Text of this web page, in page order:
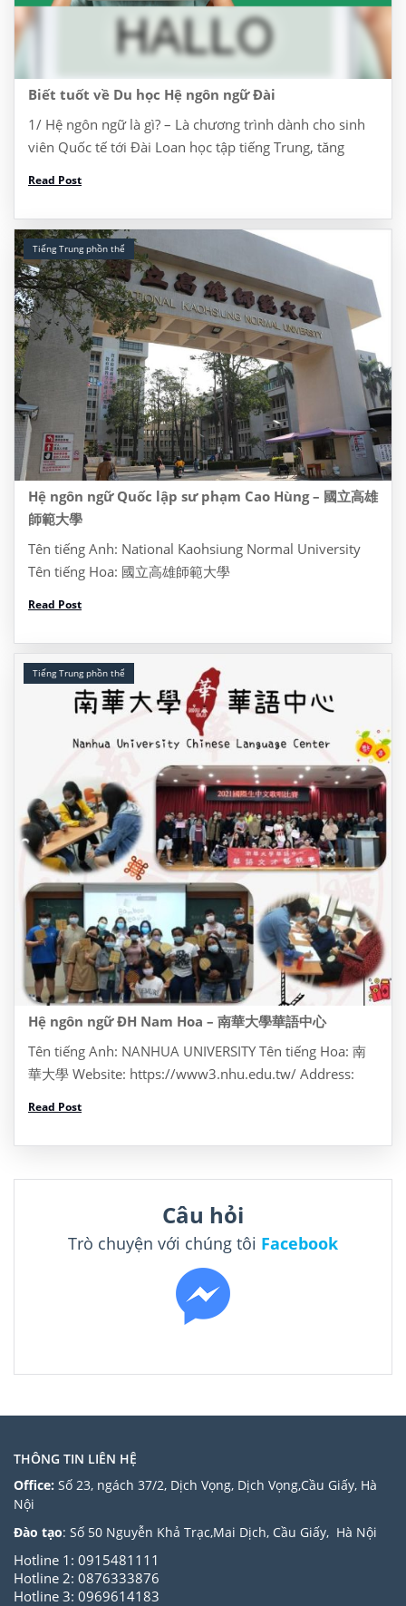
Biết tuốt về Du học Hệ ngôn ngữ Đài
1/ Hệ ngôn ngữ là gì? – Là chương trình dành cho sinh
viên Quốc tế tới Đài Loan học tập tiếng Trung, tăng
Read Post
Tiếng Trung phồn thể
Hệ ngôn ngữ Quốc lập sư phạm Cao Hùng – 國立高雄
師範大學
Tên tiếng Anh: National Kaohsiung Normal University
Tên tiếng Hoa: 國立高雄師範大學
802, Taiwan, Đài Loan 622 Tel: (07) 7172930 I/ Thông
tin khóa […]
Read Post
Tiếng Trung phồn thể
Hệ ngôn ngữ ĐH Nam Hoa – 南華大學華語中心
Tên tiếng Anh: NANHUA UNIVERSITY Tên tiếng Hoa: 南
華大學 Website: https://www3.nhu.edu.tw/ Address:
Village, Dalin Township, Chiayi County, Đài Loan 622
Tel: +886 5 272 1001 Thông […]
Read Post
Câu hỏi
Trò chuyện với chúng tôi Facebook
THÔNG TIN LIÊN HỆ
Office: Số 23, ngách 37/2, Dịch Vọng, Dịch Vọng,Cầu Giấy, Hà
Nội
Đào tạo: Số 50 Nguyễn Khả Trạc,Mai Dịch, Cầu Giấy, Hà Nội
Hotline 1: 0915481111
Hotline 2: 0876333876
Hotline 3: 0969614183